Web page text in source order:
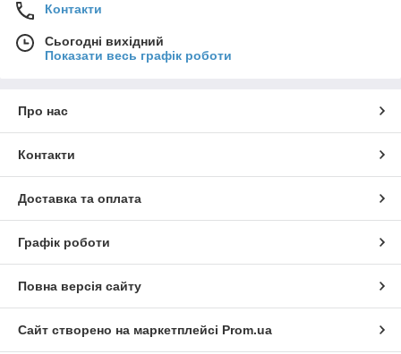
Контакти
Сьогодні вихідний
Показати весь графік роботи
Про нас
Контакти
Доставка та оплата
Графік роботи
Повна версія сайту
Сайт створено на маркетплейсі Prom.ua